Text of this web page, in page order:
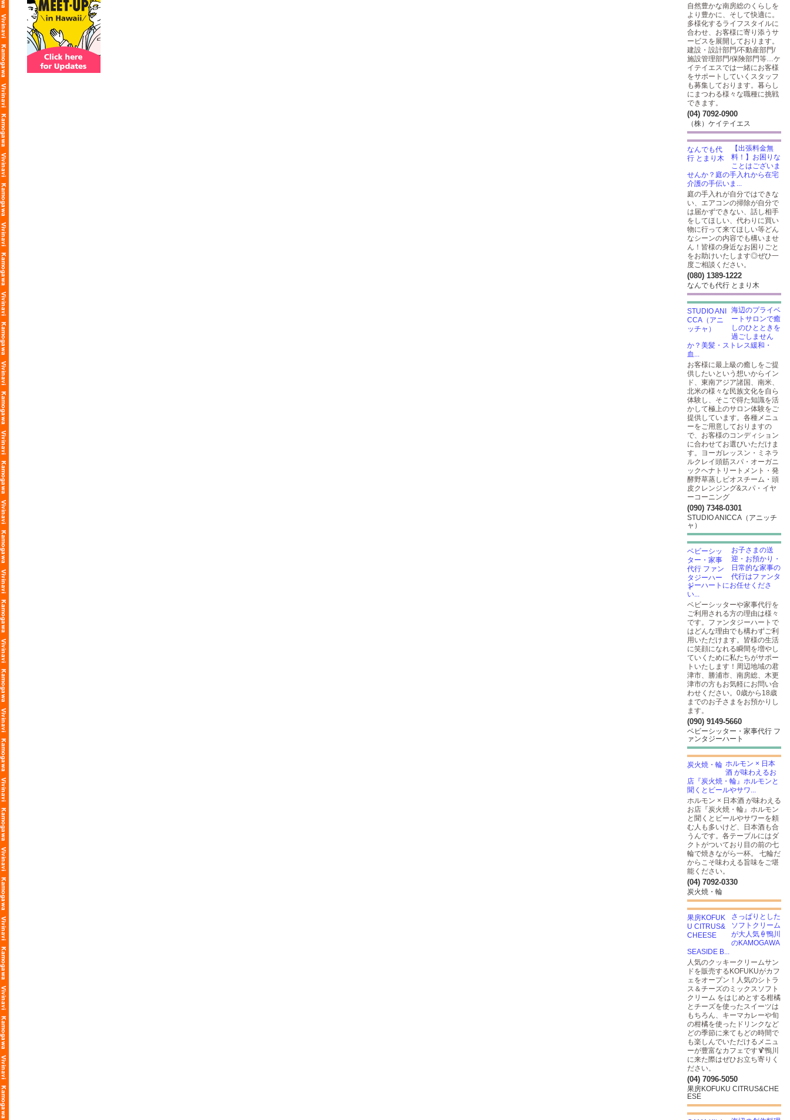
自然豊かな南房総のくらしを
より豊かに、そして快適に。
多様化するライフスタイルに
合わせ、お客様に寄り添うサ
ービスを展開しております。
建設・設計部門/不動産部門/
施設管理部門/保険部門等…ケ
イテイエスでは一緒にお客様
をサポートしていくスタッフ
も募集しております。暮らし
にまつわる様々な職種に挑戦
できます。
(04) 7092-0900
（株）ケイテイエス
【出張料金無
料！】お困りな
ことはございま
せんか？庭の手入れから在宅
介護の手伝いま...
庭の手入れが自分ではできな
い、エアコンの掃除が自分で
は届かずできない、話し相手
をしてほしい、代わりに買い
物に行って来てほしい等どん
なシーンの内容でも構いませ
ん！皆様の身近なお困りごと
をお助けいたします◎ぜひ一
度ご相談ください。
(080) 1389-1222
なんでも代行 とまり木
海辺のプライベ
ートサロンで癒
しのひとときを
過ごしません
か？美髪・ストレス緩和・
血...
お客様に最上級の癒しをご提
供したいという想いからイン
ド、東南アジア諸国、南米、
北米の様々な民族文化を自ら
体験し、そこで得た知識を活
かして極上のサロン体験をご
提供しています。各種メニュ
ーをご用意しておりますの
で、お客様のコンディション
に合わせてお選びいただけま
す。ヨーガレッスン・ミネラ
ルクレイ頭筋スパ・オーガニ
ックヘナトリートメント・発
酵野草蒸しビオスチーム・頭
皮クレンジング&スパ・イヤ
ーコーニング
(090) 7348-0301
STUDIO ANICCA（アニッチ
ャ）
お子さまの送
迎・お預かり・
日常的な家事の
代行はファンタ
ジーハートにお任せくださ
い...
ベビーシッターや家事代行を
ご利用される方の理由は様々
です。ファンタジーハートで
はどんな理由でも構わずご利
用いただけます。皆様の生活
に笑顔になれる瞬間を増やし
ていくために私たちがサポー
トいたします！周辺地域の君
津市、勝浦市、南房総、木更
津市の方もお気軽にお問い合
わせください。0歳から18歳
までのお子さまをお預かりし
ます。
(090) 9149-5660
ベビーシッター・家事代行 フ
ァンタジーハート
ホルモン × 日本
酒 が味わえるお
店『炭火焼・輪』ホルモンと
聞くとビールやサワ...
ホルモン × 日本酒 が味わえる
お店『炭火焼・輪』ホルモン
と聞くとビールやサワーを頼
む人も多いけど、日本酒も合
うんです。各テーブルにはダ
クトがついており目の前の七
輪で焼きながら一杯。 七輪だ
からこそ味わえる旨味をご堪
能ください。
(04) 7092-0330
炭火焼・輪
さっぱりとした
ソフトクリーム
が大人気🍦鴨川
のKAMOGAWA
SEASIDE B...
人気のクッキークリームサン
ドを販売するKOFUKUがカフ
ェをオープン！人気のシトラ
ス＆チーズのミックスソフト
クリーム をはじめとする柑橘
とチーズを使ったスイーツは
もちろん、キーマカレーや旬
の柑橘を使ったドリンクなど
どの季節に来てもどの時間で
も楽しんでいただけるメニュ
ーが豊富なカフェです🍹鴨川
に来た際はぜひお立ち寄りく
ださい。
(04) 7096-5050
果房KOFUKU CITRUS&CHE
ESE